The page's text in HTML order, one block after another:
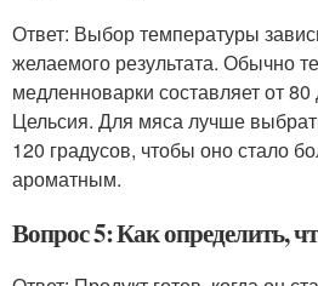
Ответ: Выбор температуры
желаемого результата. Обычно
медленноварки составляет от 80
Цельсия. Для мяса лучше
120 градусов, чтобы оно стало
ароматным.
Вопрос 5: Как определить,